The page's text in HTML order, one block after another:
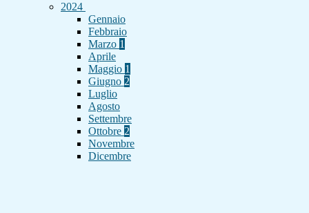
2024
Gennaio
Febbraio
Marzo 1
Aprile
Maggio 1
Giugno 2
Luglio
Agosto
Settembre
Ottobre 2
Novembre
Dicembre